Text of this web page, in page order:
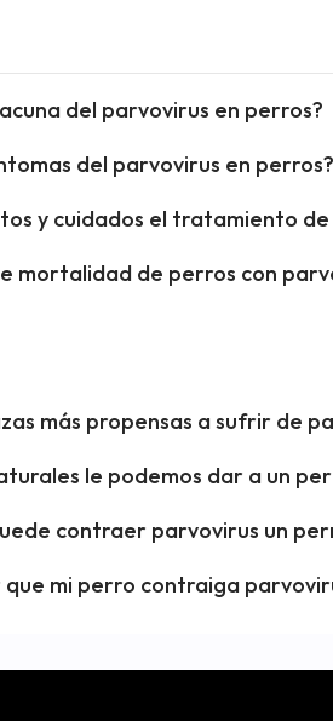
del parvovirus en perros?
del parvovirus en perros?
y cuidados el tratamiento
mortalidad de perros con
más propensas a sufrir de
le podemos dar a un
contraer parvovirus un
que mi perro contraiga